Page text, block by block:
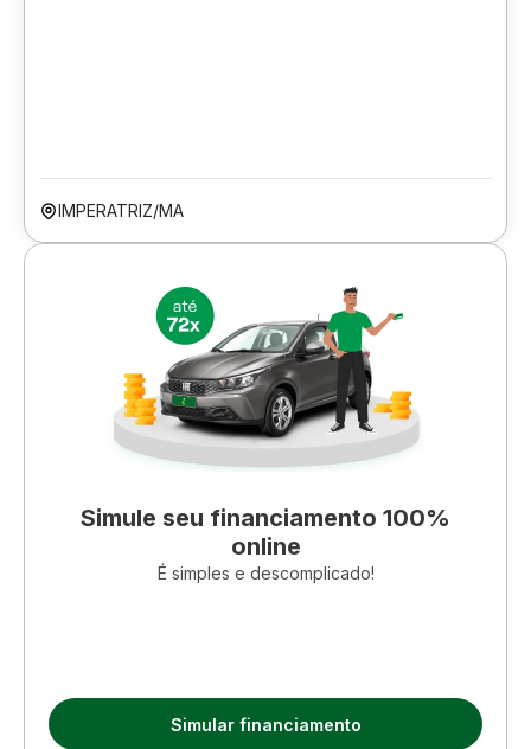
IMPERATRIZ/MA
Simule seu financiamento 100%
online
É simples e descomplicado!
Simular financiamento